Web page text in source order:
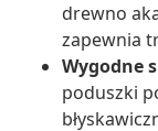
drewno
zapewnia
Wygodne
poduszki